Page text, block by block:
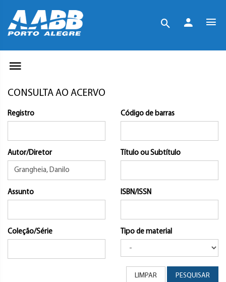
CONSULTA AO ACERVO
Registro Código de barras
Autor/Diretor Título ou Subtítulo
Assunto ISBN/ISSN
Coleção/Série Tipo de material
LIMPAR PESQUISAR